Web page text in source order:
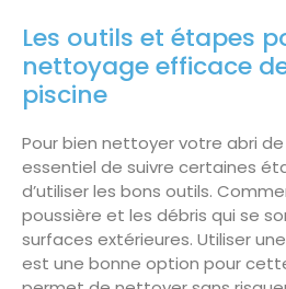
Les outils et étapes
nettoyage efficace
piscine
Pour bien nettoyer votre abri de
essentiel de suivre certaines
d’utiliser les bons outils.
poussière et les débris qui se
surfaces extérieures. Utiliser
est une bonne option pour